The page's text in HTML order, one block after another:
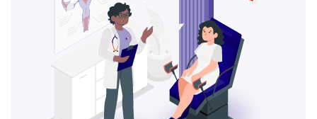
Нажимая на кнопку «Получить консультацию», вы
даёте согласие на обработку персональных
данных и соглашаетесь c политикой
конфиденциальности
Получить консультацию